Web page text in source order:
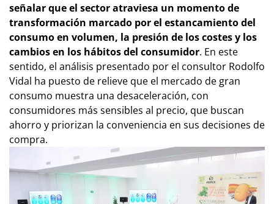
señalar que el sector atraviesa un momento de
transformación marcado por el estancamiento del
consumo en volumen, la presión de los costes y los
cambios en los hábitos del consumidor. En este
sentido, el análisis presentado por el consultor Rodolfo
Vidal ha puesto de relieve que el mercado de gran
consumo muestra una desaceleración, con
consumidores más sensibles al precio, que buscan
ahorro y priorizan la conveniencia en sus decisiones de
compra.